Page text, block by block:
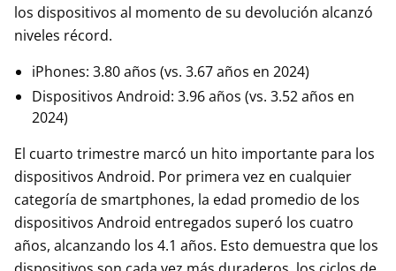
los dispositivos al momento de su devolución alcanzó
niveles récord.
iPhones: 3.80 años (vs. 3.67 años en 2024)
Dispositivos Android: 3.96 años (vs. 3.52 años en
2024)
El cuarto trimestre marcó un hito importante para los
dispositivos Android. Por primera vez en cualquier
categoría de smartphones, la edad promedio de los
dispositivos Android entregados superó los cuatro
años, alcanzando los 4.1 años. Esto demuestra que los